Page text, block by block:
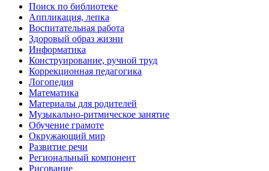
Поиск по библиотеке
Аппликация, лепка
Воспитательная работа
Здоровый образ жизни
Информатика
Конструирование, ручной труд
Коррекционная педагогика
Логопедия
Математика
Материалы для родителей
Музыкально-ритмическое занятие
Обучение грамоте
Окружающий мир
Развитие речи
Региональный компонент
Рисование